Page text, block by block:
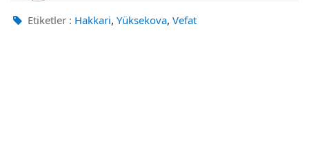
Etiketler : Hakkari, Yüksekova, Vefat